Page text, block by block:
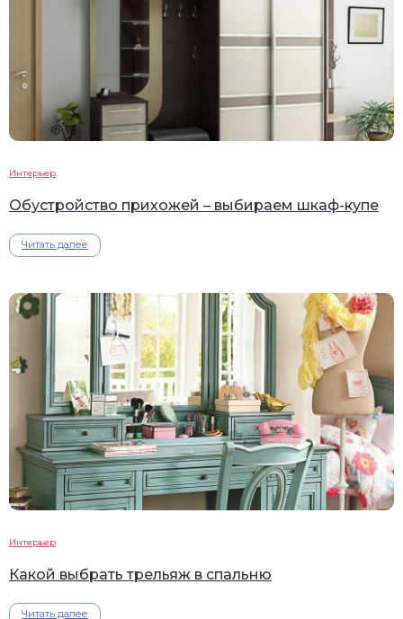
Интерьер
Обустройство прихожей – выбираем шкаф-купе
Читать далее
Интерьер
Какой выбрать трельяж в спальню
Читать далее